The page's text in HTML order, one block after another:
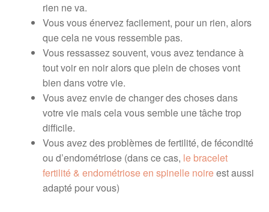
rien ne va.
Vous vous énervez facilement, pour un rien, alors
que cela ne vous ressemble pas.
Vous ressassez souvent, vous avez tendance à
tout voir en noir alors que plein de choses vont
bien dans votre vie.
Vous avez envie de changer des choses dans
votre vie mais cela vous semble une tâche trop
difficile.
Vous avez des problèmes de fertilité, de fécondité
ou d’endométriose (dans ce cas, le bracelet
fertilité & endométriose en spinelle noireest aussi
adapté pour vous)